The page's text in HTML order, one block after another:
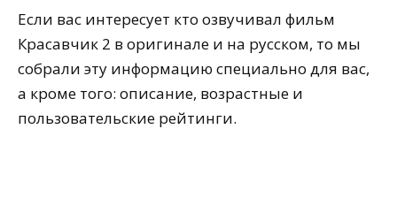
Если вас интересует кто озвучивал фильм
Красавчик 2 в оригинале и на русском, то мы
собрали эту информацию специально для вас,
а кроме того: описание, возрастные и
пользовательские рейтинги.